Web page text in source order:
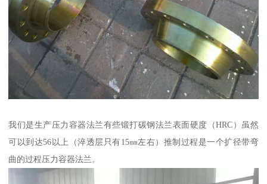
我们是生产压力容器法兰有些锻打碳钢法兰表面硬度（HRC）虽然
可以到达56以上（淬透层只有15㎜左右）推制过程是一个扩径带弯
曲的过程压力容器法兰。